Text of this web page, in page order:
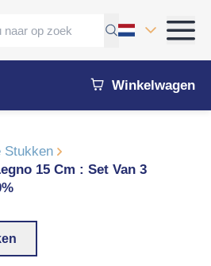
Winkelwagen
Stukken
15 Cm : Set Van 3